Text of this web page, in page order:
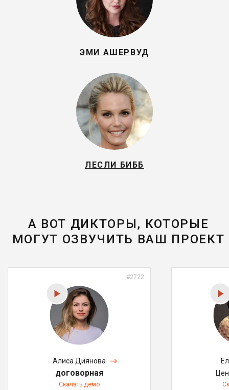
ЭМИ АШЕРВУД
ЛЕСЛИ БИББ
А ВОТ ДИКТОРЫ, КОТОРЫЕ
МОГУТ ОЗВУЧИТЬ ВАШ ПРОЕКТ
#2722
Алиса Диянова
договорная
Скачать демо